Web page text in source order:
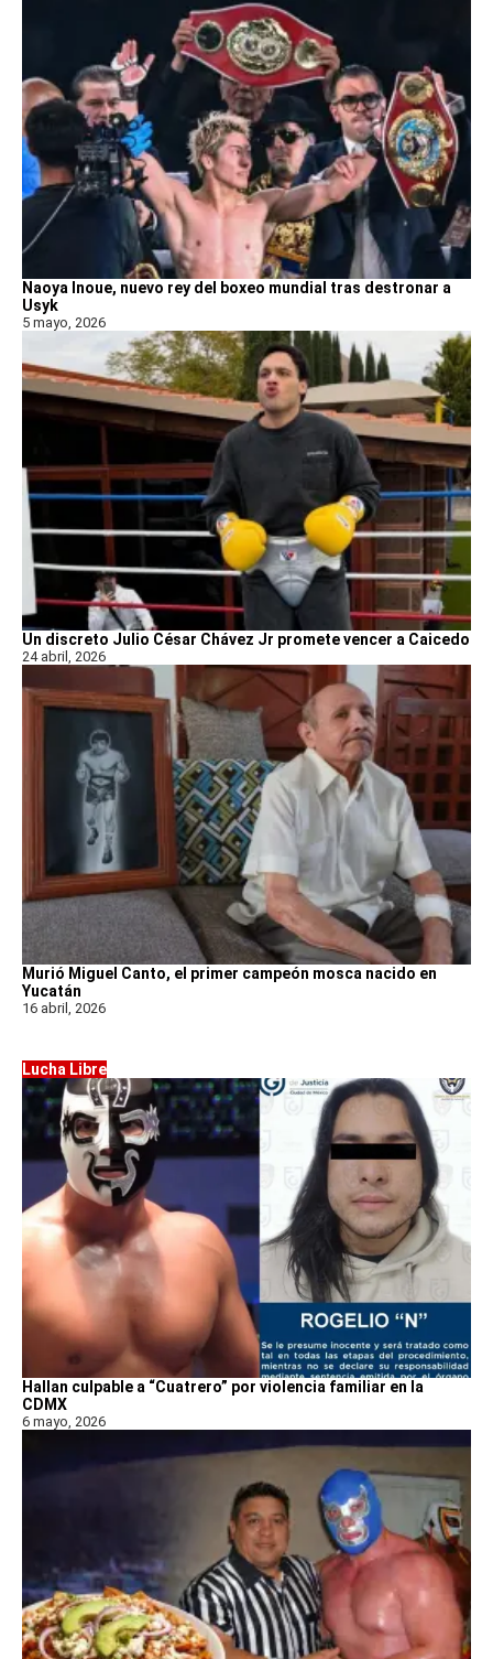
Naoya Inoue, nuevo rey del boxeo mundial tras destronar a
Usyk
5 mayo, 2026
Un discreto Julio César Chávez Jr promete vencer a Caicedo
24 abril, 2026
Murió Miguel Canto, el primer campeón mosca nacido en
Yucatán
16 abril, 2026
Lucha Libre
Hallan culpable a “Cuatrero” por violencia familiar en la
CDMX
6 mayo, 2026